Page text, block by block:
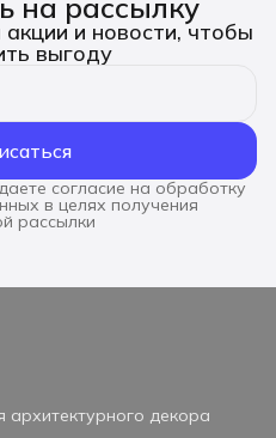
и новости, чтобы
выгоду
согласие на обработку
в целях получения
рассылки
архитектурного декора